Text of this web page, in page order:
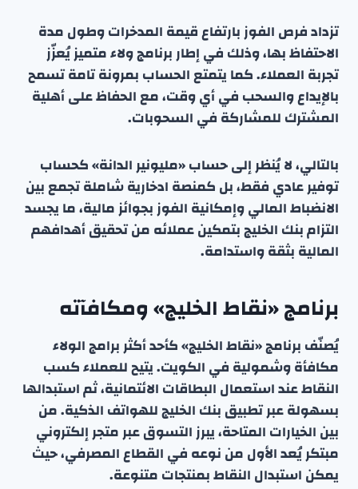
تزداد فرص الفوز بارتفاع قيمة المدخرات وطول مدة
الاحتفاظ بها، وذلك في إطار برنامج ولاء متميز يُعزّز
تجربة العملاء. كما يتمتع الحساب بمرونة تامة تسمح
بالإيداع والسحب في أي وقت، مع الحفاظ على أهلية
المشترك للمشاركة في السحوبات.
بالتالي، لا يُنظر إلى حساب «مليونير الدانة» كحساب
توفير عادي فقط، بل كمنصة ادخارية شاملة تجمع بين
الانضباط المالي وإمكانية الفوز بجوائز مالية، ما يجسد
التزام بنك الخليج بتمكين عملائه من تحقيق أهدافهم
المالية بثقة واستدامة.
برنامج «نقاط الخليج» ومكافآته
يُصنّف برنامج «نقاط الخليج» كأحد أكثر برامج الولاء
مكافأة وشمولية في الكويت. يتيح للعملاء كسب
النقاط عند استعمال البطاقات الائتمانية، ثم استبدالها
بسهولة عبر تطبيق بنك الخليج للهواتف الذكية. من
بين الخيارات المتاحة، يبرز التسوق عبر متجر إلكتروني
مبتكر يُعد الأول من نوعه في القطاع المصرفي، حيث
يمكن استبدال النقاط بمنتجات متنوعة.